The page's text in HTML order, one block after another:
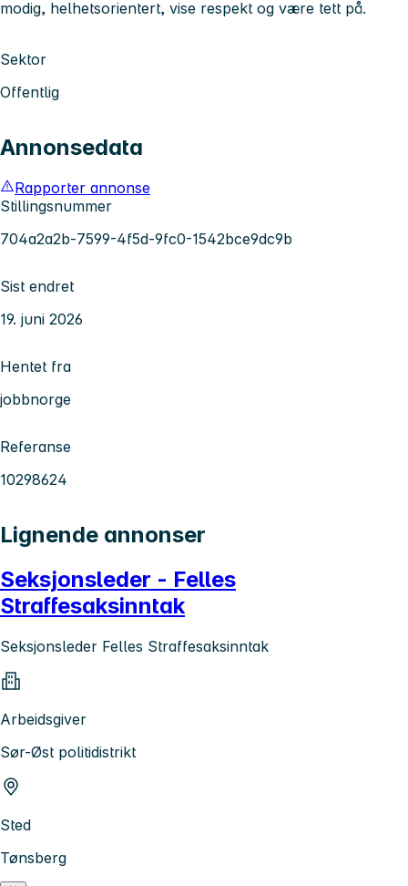
modig, helhetsorientert, vise respekt og være tett på.
Sektor
Offentlig
Annonsedata
Rapporter annonse
Stillingsnummer
704a2a2b-7599-4f5d-9fc0-1542bce9dc9b
Sist endret
19. juni 2026
Hentet fra
jobbnorge
Referanse
10298624
Lignende annonser
Seksjonsleder - Felles
Straffesaksinntak
Seksjonsleder Felles Straffesaksinntak
Arbeidsgiver
Sør-Øst politidistrikt
Sted
Tønsberg